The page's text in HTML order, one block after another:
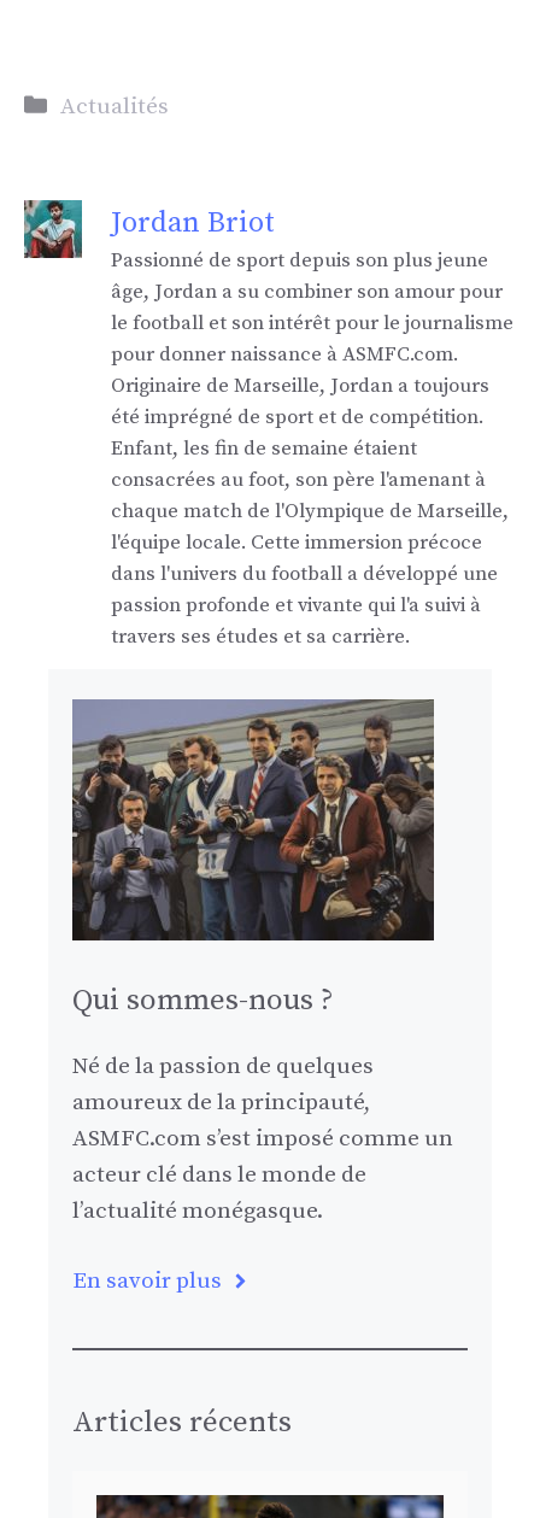
Catégories
Actualités
Jordan Briot
Passionné de sport depuis son plus jeune
âge, Jordan a su combiner son amour pour
le football et son intérêt pour le journalisme
pour donner naissance à ASMFC.com.
Originaire de Marseille, Jordan a toujours
été imprégné de sport et de compétition.
Enfant, les fin de semaine étaient
consacrées au foot, son père l'amenant à
chaque match de l'Olympique de Marseille,
l'équipe locale. Cette immersion précoce
dans l'univers du football a développé une
passion profonde et vivante qui l'a suivi à
travers ses études et sa carrière.
Qui sommes-nous ?
Né de la passion de quelques
amoureux de la principauté,
ASMFC.com s’est imposé comme un
acteur clé dans le monde de
l’actualité monégasque.
En savoir plus
Articles récents